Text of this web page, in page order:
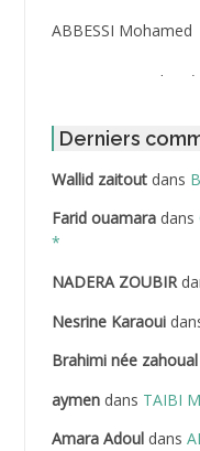
ABBESSI Mohamed
ABBOUR Azzedine *
ABDAT Amar
ABDEDDAIM Hamid
ABDELAZIZ
ABDELHAFID
ABDELLI Mohamed
Derniers
Wallid zaitoutdans
Farid ouamaradans
*
NADERA ZOUBIR
Nesrine Karaoui
Brahimi née zahoual
aymendans TAIBI
Amara Adouldans